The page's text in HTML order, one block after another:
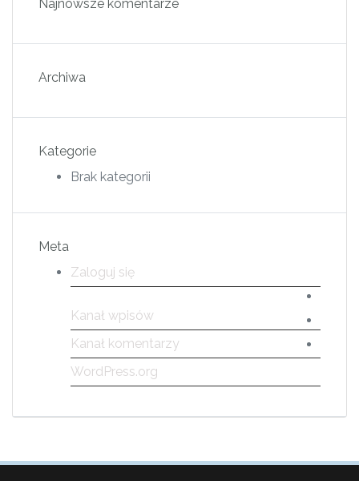
Najnowsze komentarze
Archiwa
Kategorie
Brak kategorii
Meta
Zaloguj się
Kanał wpisów
Kanał komentarzy
WordPress.org